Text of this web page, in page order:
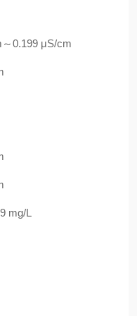
0.199 μS/cm
mg/L